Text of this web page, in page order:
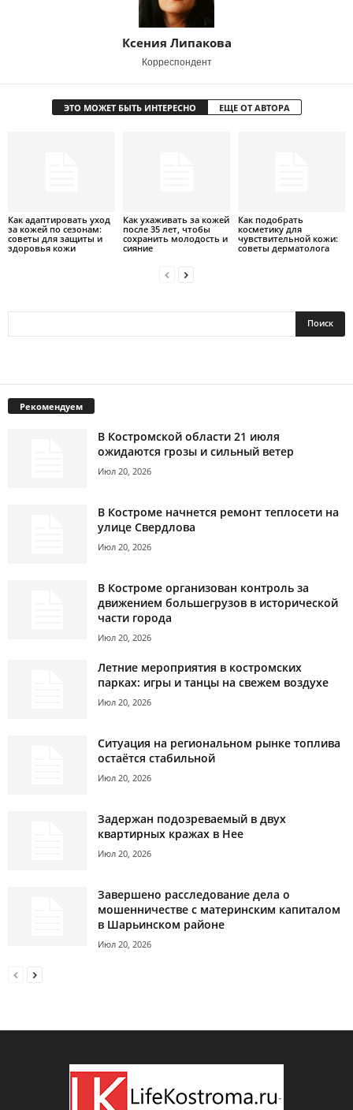
Ксения Липакова
Корреспондент
ЭТО МОЖЕТ БЫТЬ ИНТЕРЕСНО ЕЩЕ ОТ АВТОРА
Как адаптировать уход
за кожей по сезонам:
советы для защиты и
здоровья кожи
Как ухаживать за кожей
после 35 лет, чтобы
сохранить молодость и
сияние
Как подобрать
косметику для
чувствительной кожи:
советы дерматолога
Рекомендуем
В Костромской области 21 июля
ожидаются грозы и сильный ветер
Июл 20, 2026
В Костроме начнется ремонт теплосети на
улице Свердлова
Июл 20, 2026
В Костроме организован контроль за
движением большегрузов в исторической
части города
Июл 20, 2026
Летние мероприятия в костромских
парках: игры и танцы на свежем воздухе
Июл 20, 2026
Ситуация на региональном рынке топлива
остаётся стабильной
Июл 20, 2026
Задержан подозреваемый в двух
квартирных кражах в Нее
Июл 20, 2026
Завершено расследование дела о
мошенничестве с материнским капиталом
в Шарьинском районе
Июл 20, 2026